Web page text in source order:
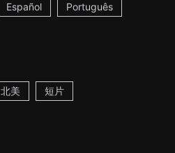
Español Português
北美 短片